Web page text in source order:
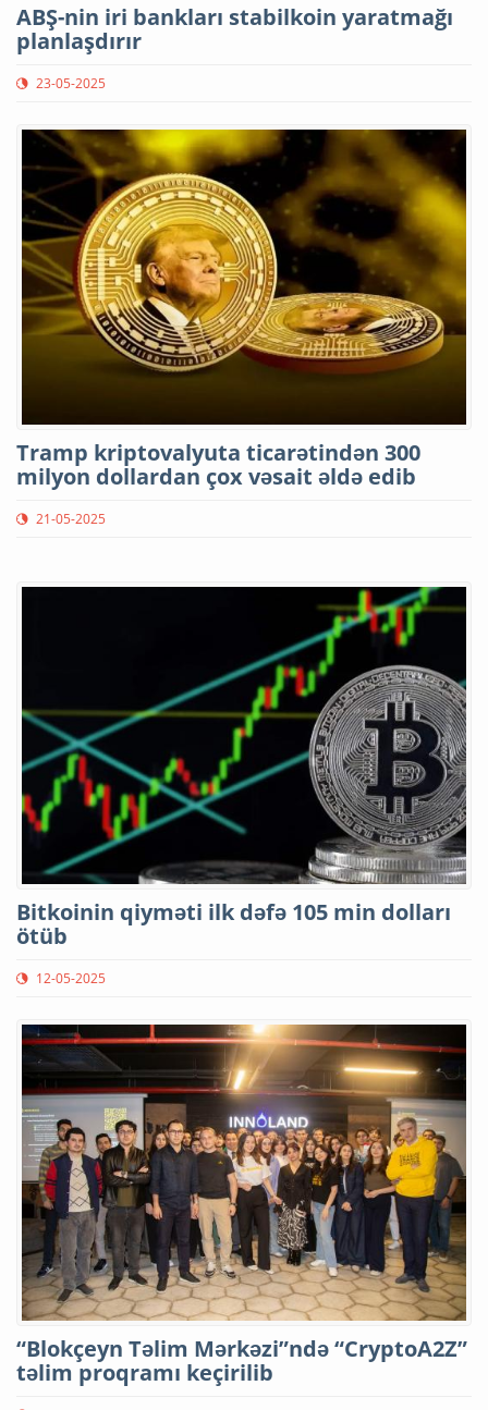
ABŞ-nin iri bankları stabilkoin yaratmağı
planlaşdırır
23-05-2025
Tramp kriptovalyuta ticarətindən 300
milyon dollardan çox vəsait əldə edib
21-05-2025
Bitkoinin qiyməti ilk dəfə 105 min dolları
ötüb
12-05-2025
“Blokçeyn Təlim Mərkəzi”ndə “CryptoA2Z”
təlim proqramı keçirilib